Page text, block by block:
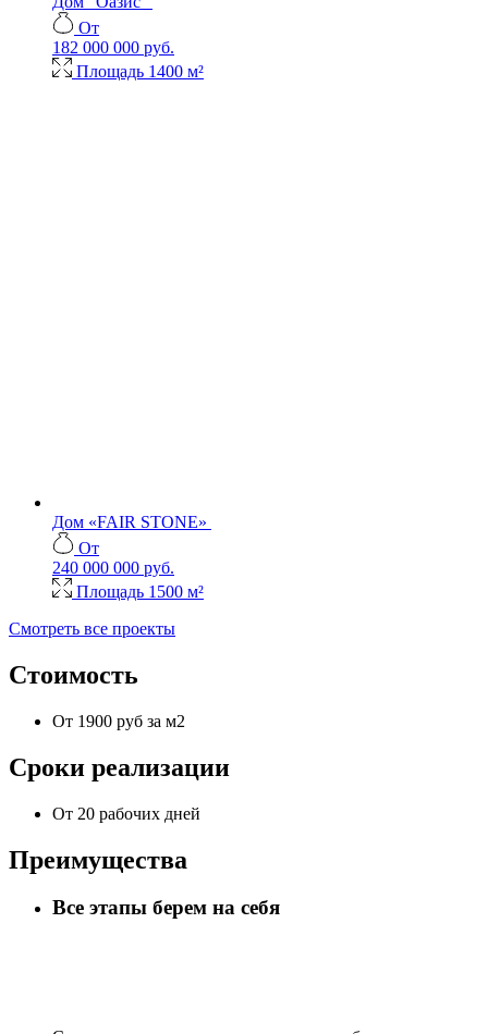
От
182 000 000 руб.
Площадь 1400 м²
Дом «FAIR STONE»
От
240 000 000 руб.
Площадь 1500 м²
Смотреть все проекты
Стоимость
От 1900 руб за м2
Сроки реализации
От 20 рабочих дней
Преимущества
Все этапы берем на себя